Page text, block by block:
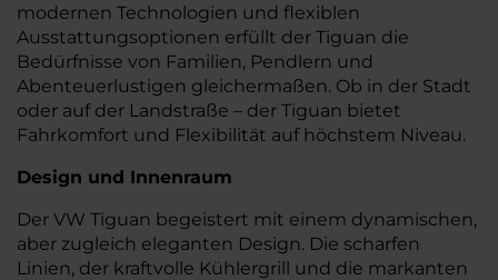
modernen Technologien und flexiblen
Ausstattungsoptionen erfüllt der Tiguan die
Bedürfnisse von Familien, Pendlern und
Abenteuerlustigen gleichermaßen. Ob in der Stadt
oder auf der Landstraße – der Tiguan bietet
Fahrkomfort und Flexibilität auf höchstem Niveau.
Design und Innenraum
Der VW Tiguan begeistert mit einem dynamischen,
aber zugleich eleganten Design. Die scharfen
Linien, der kraftvolle Kühlergrill und die markanten